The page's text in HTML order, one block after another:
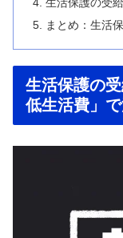
生活保護の受
まとめ：生活
生活保護の
低生活費」